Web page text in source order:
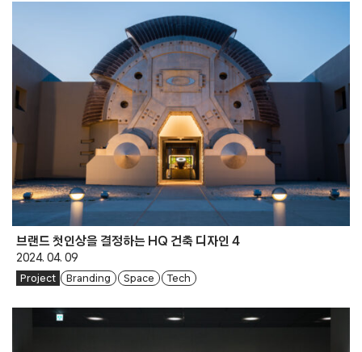
브랜드 첫인상을 결정하는 HQ 건축 디자인 4
2024. 04. 09
Project Branding Space Tech